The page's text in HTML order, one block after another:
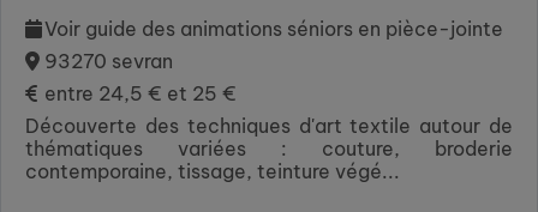
Voir guide des animations séniors en pièce-jointe
93270 sevran
entre 24,5 € et 25 €
Découverte des techniques d'art textile autour de
thématiques variées : couture, broderie
contemporaine, tissage, teinture végé...